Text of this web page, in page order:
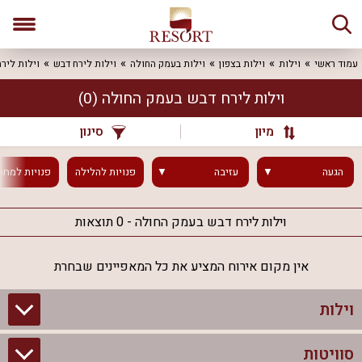
עמוד ראשי וילות וילות בצפון וילות בעמק החולה וילות לירח דבש וילות
וילות לירח דבש בעמק החולה (0)
מיון סינון
הגעה עזיבה פנויותלהלילה פנויות
וילות לירח דבש בעמק החולה - 0 תוצאות
אין מקום אירוח המציע את כל המאפיינים שבחרת
וילות
סוויטות